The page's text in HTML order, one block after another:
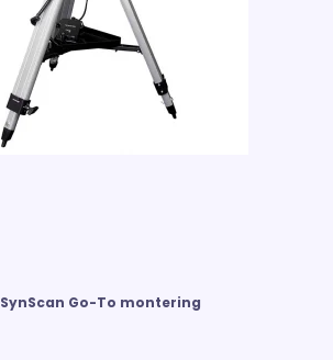
Go-To montering